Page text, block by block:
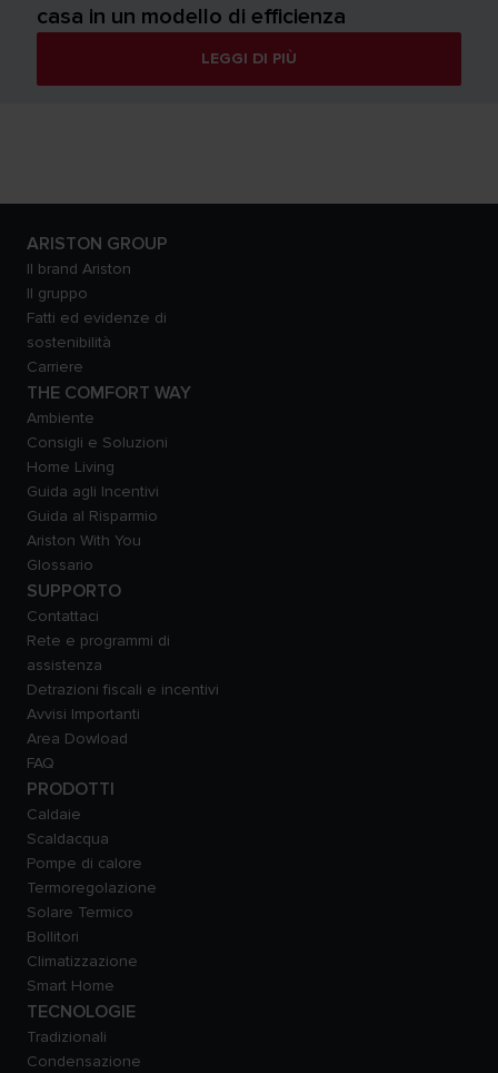
casa in un modello di efficienza
LEGGI DI PIÙ
ARISTON GROUP
Il brand Ariston
Il gruppo
Fatti ed evidenze di
sostenibilità
Carriere
THE COMFORT WAY
Ambiente
Consigli e Soluzioni
Home Living
Guida agli Incentivi
Guida al Risparmio
Ariston With You
Glossario
SUPPORTO
Contattaci
Rete e programmi di
assistenza
Detrazioni fiscali e incentivi
Avvisi Importanti
Area Dowload
FAQ
PRODOTTI
Caldaie
Scaldacqua
Pompe di calore
Termoregolazione
Solare Termico
Bollitori
Climatizzazione
Smart Home
TECNOLOGIE
Tradizionali
Condensazione